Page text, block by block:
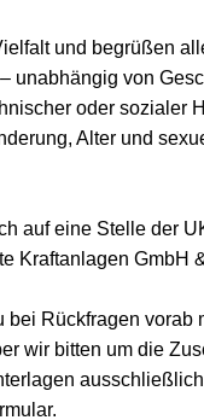
und begrüßen
unabhängig von
oder sozialer
Alter und
auf eine Stelle der
Kraftanlagen GmbH
bei Rückfragen vorab
wir bitten um die